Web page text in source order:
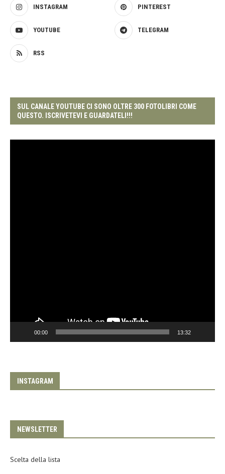
INSTAGRAM PINTEREST
YOUTUBE TELEGRAM
RSS
SUL CANALE YOUTUBE CI SONO OLTRE 300 FOTOLIBRI COME
QUESTO. ISCRIVETEVI E GUARDATELI!!!
00:00 13:32
INSTAGRAM
NEWSLETTER
Scelta della lista